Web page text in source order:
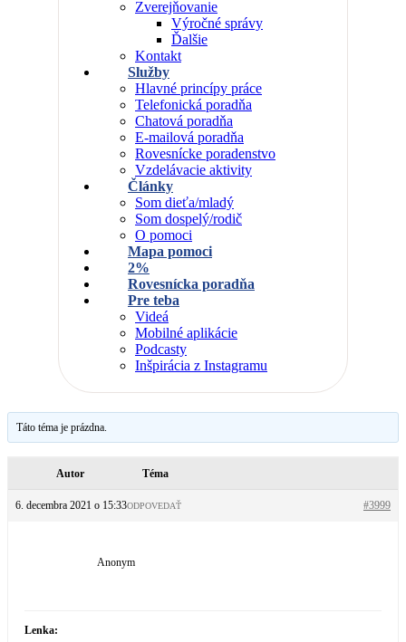
Zverejňovanie
Výročné správy
Ďalšie
Kontakt
Služby
Hlavné princípy práce
Telefonická poradňa
Chatová poradňa
E-mailová poradňa
Rovesnícke poradenstvo
Vzdelávacie aktivity
Články
Som dieťa/mladý
Som dospelý/rodič
O pomoci
Mapa pomoci
2%
Rovesnícka poradňa
Pre teba
Videá
Mobilné aplikácie
Podcasty
Inšpirácia z Instagramu
Táto téma je prázdna.
Autor Téma
6. decembra 2021 o 15:33 #3999
ODPOVEDAŤ
Anonym
Lenka: